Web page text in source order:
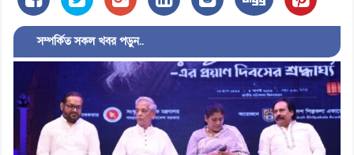
সম্পর্কিত সকল খবর পড়ুন..